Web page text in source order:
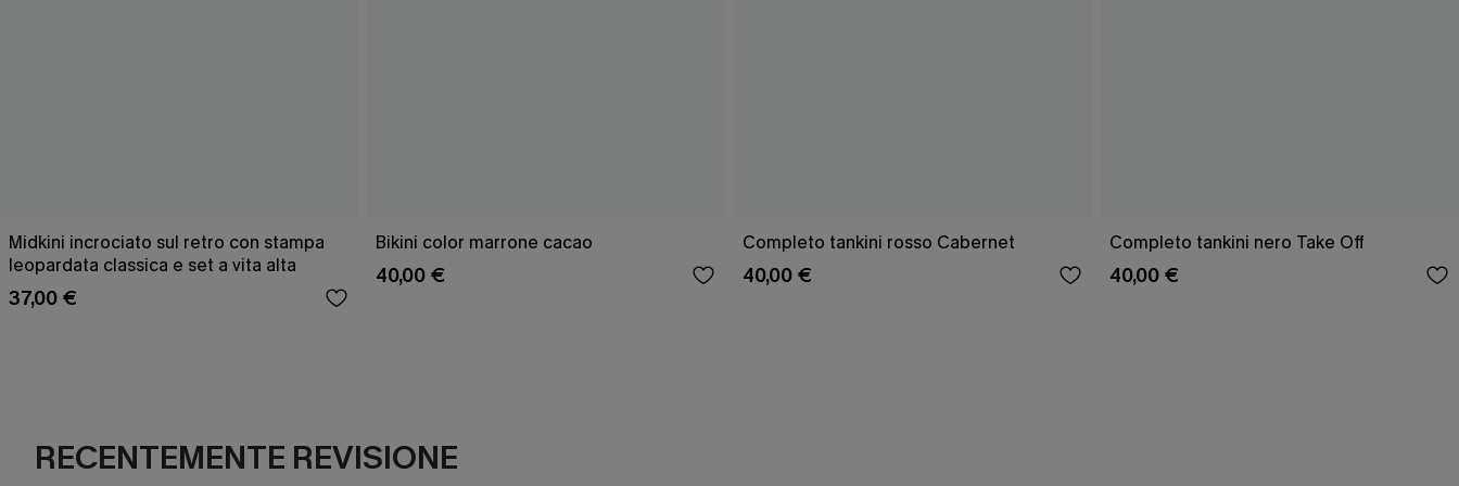
Midkini incrociato sul retro con stampa
leopardata classica e set a vita alta
37,00 €
Bikini color marrone cacao
40,00 €
Completo tankini rosso Cabernet
40,00 €
Completo tankini nero Take Off
40,00 €
RECENTEMENTE REVISIONE